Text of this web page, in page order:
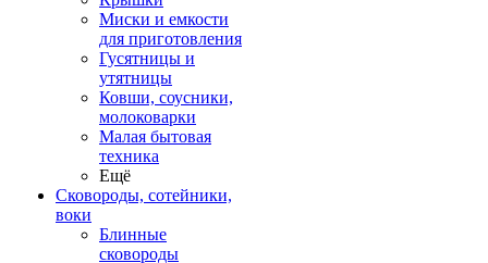
Миски и емкости
для приготовления
Гусятницы и
утятницы
Ковши, соусники,
молоковарки
Малая бытовая
техника
Ещё
Сковороды, сотейники,
воки
Блинные
сковороды